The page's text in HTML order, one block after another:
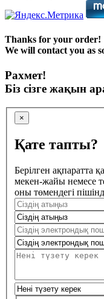
Thanks for your order!
We will contact you as
Рахмет!
Біз сізге жақын
×
Қате тапты?
Берілген ақпаратта
мекен-жайы немесе
оны төмендегі